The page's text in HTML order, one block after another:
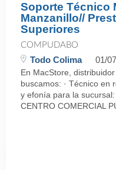
Soporte Técnico
Manzanillo//
Superiores
COMPUDABO
Todo Colima 01/
En MacStore,
buscamos: · Técnico en
y efonía para la
CENTRO COMERCIAL